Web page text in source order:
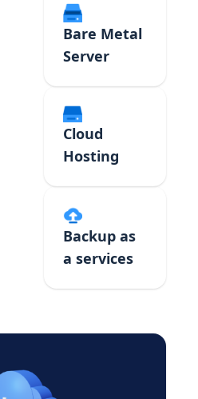
Bare Metal
Server
Cloud
Hosting
Backup as
a services